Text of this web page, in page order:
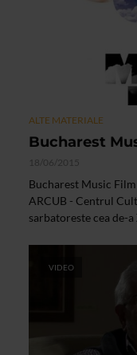
ALTE MATERIALE
Bucharest
18/06/2015
Bucharest Music
ARCUB - Centrul
sarbatoreste cea de-
VIDEO